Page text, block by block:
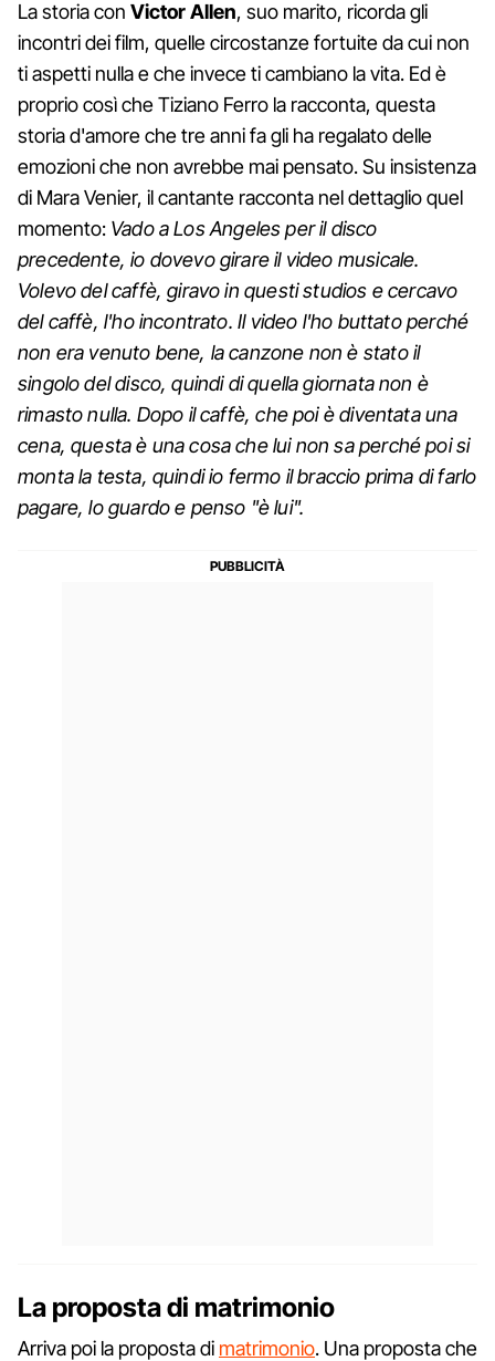
La storia con Victor Allen, suo marito, ricorda gli
incontri dei film, quelle circostanze fortuite da cui non
ti aspetti nulla e che invece ti cambiano la vita. Ed è
proprio così che Tiziano Ferro la racconta, questa
storia d'amore che tre anni fa gli ha regalato delle
emozioni che non avrebbe mai pensato. Su insistenza
di Mara Venier, il cantante racconta nel dettaglio quel
momento: Vado a Los Angeles per il disco
precedente, io dovevo girare il video musicale.
Volevo del caffè, giravo in questi studios e cercavo
del caffè, l'ho incontrato. Il video l'ho buttato perché
non era venuto bene, la canzone non è stato il
singolo del disco, quindi di quella giornata non è
rimasto nulla. Dopo il caffè, che poi è diventata una
cena, questa è una cosa che lui non sa perché poi si
monta la testa, quindi io fermo il braccio prima di farlo
pagare, lo guardo e penso "è lui".
La proposta di matrimonio
Arriva poi la proposta di matrimonio. Una proposta che